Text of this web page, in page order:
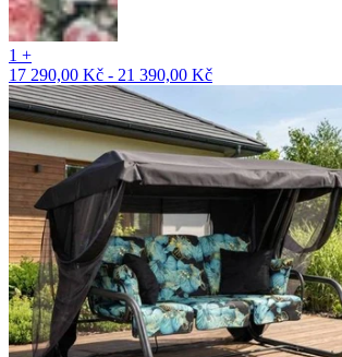
1 +
17 290,00 Kč - 21 390,00 Kč